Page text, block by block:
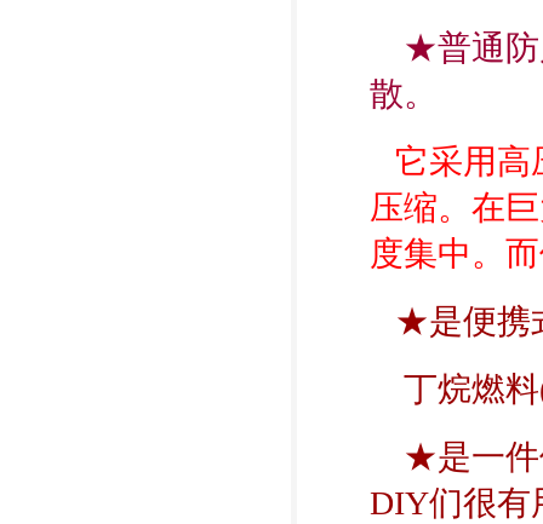
★普通防
散。
它采用高
压缩。在
度集中。
★是便携
丁烷燃料
★是一件
DIY们很有